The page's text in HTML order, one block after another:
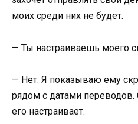
моих среди них не будет.
— Ты настраиваешь моего
— Нет. Я показываю ему
рядом с датами переводов.
его настраивает.